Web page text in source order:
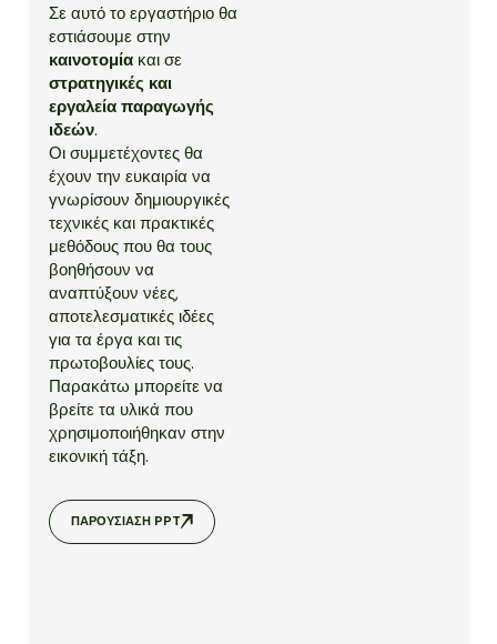
Σε αυτό το εργαστήριο θα
εστιάσουμε στην
καινοτομία και σε
στρατηγικές και
εργαλεία παραγωγής
ιδεών.
Οι συμμετέχοντες θα
έχουν την ευκαιρία να
γνωρίσουν δημιουργικές
τεχνικές και πρακτικές
μεθόδους που θα τους
βοηθήσουν να
αναπτύξουν νέες,
αποτελεσματικές ιδέες
για τα έργα και τις
πρωτοβουλίες τους.
Παρακάτω μπορείτε να
βρείτε τα υλικά που
χρησιμοποιήθηκαν στην
εικονική τάξη.
ΠΑΡΟΥΣΊΑΣΗ PPT